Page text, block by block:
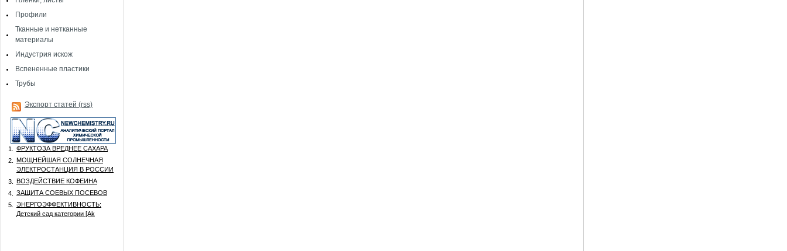
Профили
Тканные и нетканные
материалы
Индустрия искож
Вспененные пластики
Трубы
Экспорт статей (rss)
1.
ФРУКТОЗА ВРЕДНЕЕ САХАРА
2.
МОЩНЕЙШАЯ СОЛНЕЧНАЯ
ЭЛЕКТРОСТАНЦИЯ В РОССИИ
3.
ВОЗДЕЙСТВИЕ КОФЕИНА
4.
ЗАЩИТА СОЕВЫХ ПОСЕВОВ
5.
ЭНЕРГОЭФФЕКТИВНОСТЬ:
Детский сад категории [Аk